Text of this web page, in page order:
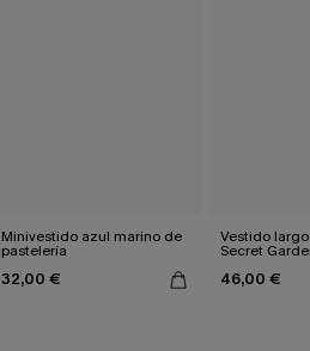
Minivestido azul marino de
pastelería
32,00 €
Vestido
Secret
46,00 €